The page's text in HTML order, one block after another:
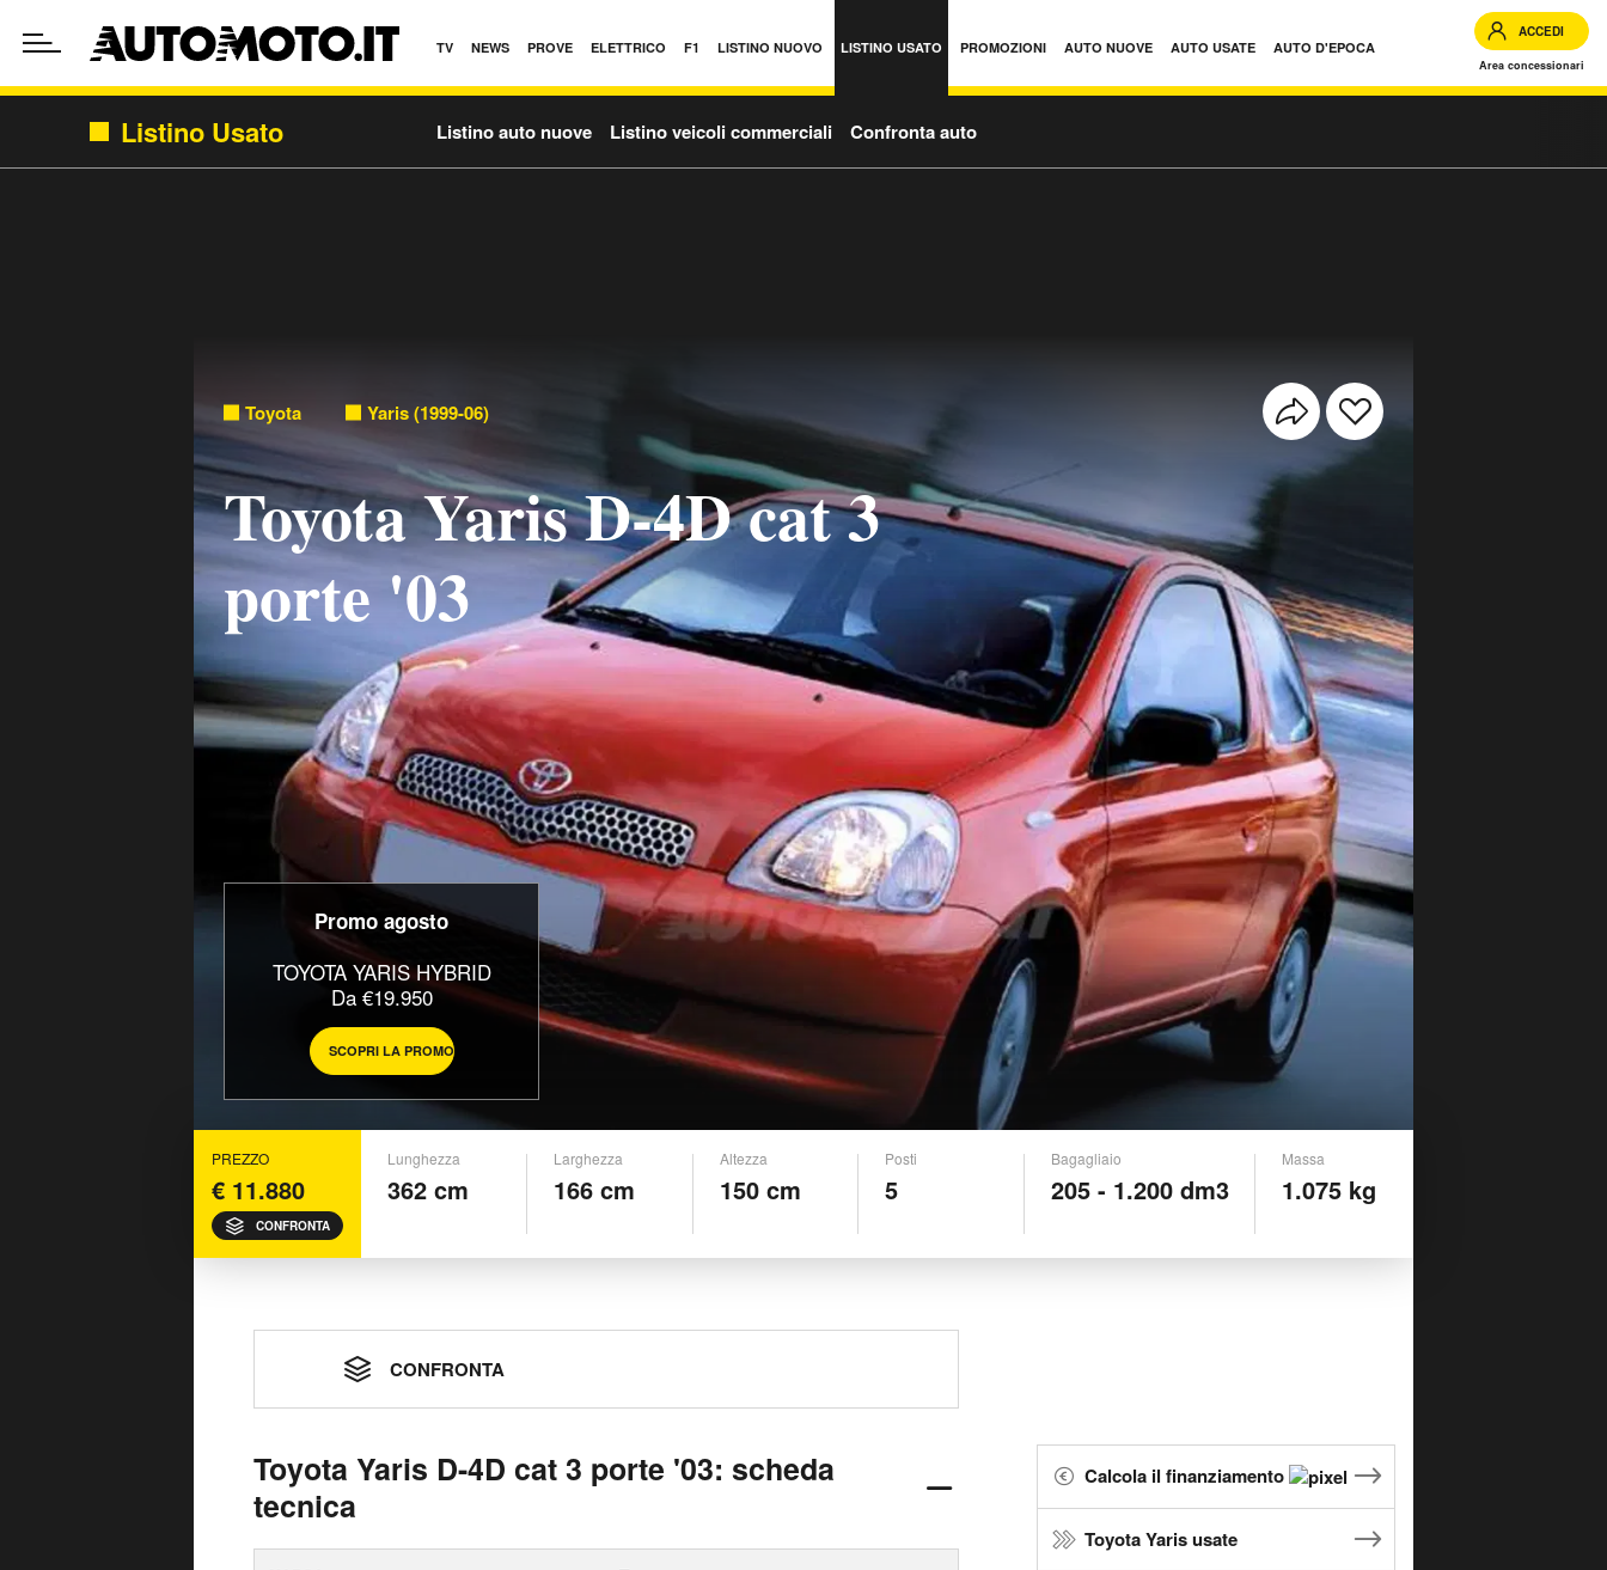
TV NEWS PROVE ELETTRICO F1 LISTINO NUOVO LISTINO USATO PROMOZIONI AUTO NUOVE AUTO USATE AUTO D'EPOCA
ACCEDI
Area concessionari
Listino Usato Listino auto nuove Listino veicoli commerciali Confronta auto
Toyota Yaris (1999-06)
Toyota Yaris D-4D cat 3
porte '03
Promo agosto
TOYOTA YARIS HYBRID
Da €19.950
SCOPRI LA PROMO
PREZZO
€ 11.880
CONFRONTA
Lunghezza
362 cm
Larghezza
166 cm
Altezza
150 cm
Posti
5
Bagagliaio
205 - 1.200 dm3
Massa
1.075 kg
CONFRONTA
Toyota Yaris D-4D cat 3 porte '03: scheda
tecnica
Calcola il finanziamento
Toyota Yaris usate